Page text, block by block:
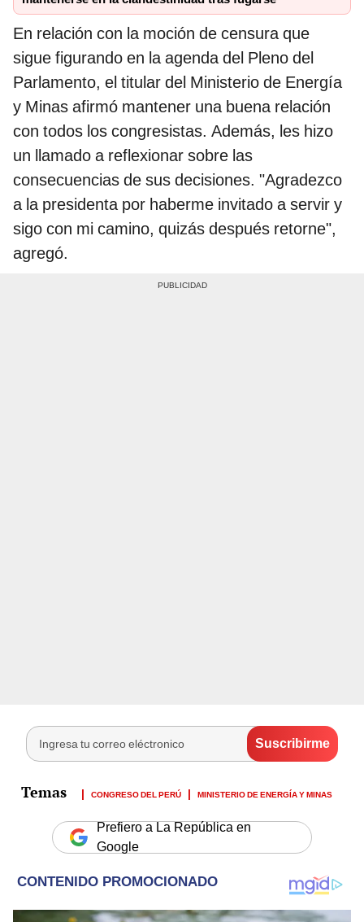
En relación con la moción de censura que
sigue figurando en la agenda del Pleno del
Parlamento, el titular del Ministerio de Energía
y Minas afirmó mantener una buena relación
con todos los congresistas. Además, les hizo
un llamado a reflexionar sobre las
consecuencias de sus decisiones. "Agradezco
a la presidenta por haberme invitado a servir y
sigo con mi camino, quizás después retorne",
agregó.
CONGRESO DEL PERÚ MINISTERIO DE ENERGÍA Y MINAS
Prefiero a La República en
Google